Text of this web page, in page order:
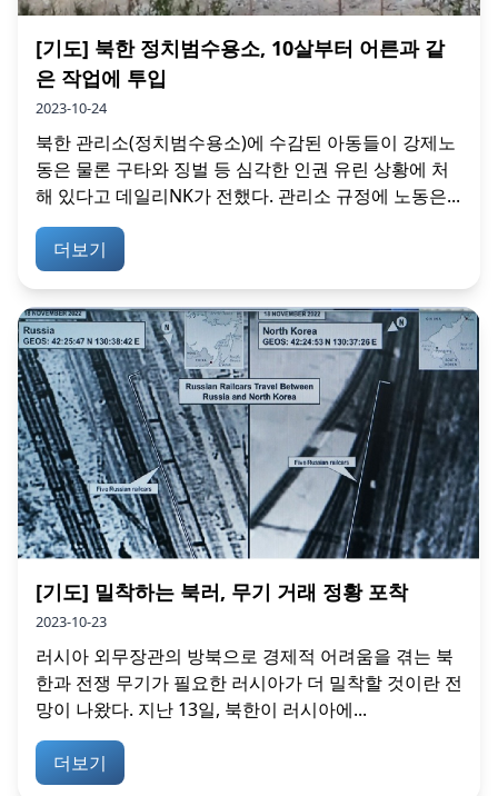
[기도] 북한 정치범수용소, 10살부터 어른과 같
은 작업에 투입
2023-10-24
북한 관리소(정치범수용소)에 수감된 아동들이 강제노
동은 물론 구타와 징벌 등 심각한 인권 유린 상황에 처
해 있다고 데일리NK가 전했다. 관리소 규정에 노동은...
더보기
[기도] 밀착하는 북러, 무기 거래 정황 포착
2023-10-23
러시아 외무장관의 방북으로 경제적 어려움을 겪는 북
한과 전쟁 무기가 필요한 러시아가 더 밀착할 것이란 전
망이 나왔다. 지난 13일, 북한이 러시아에...
더보기